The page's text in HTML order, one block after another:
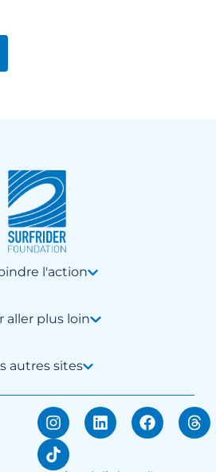
l'action
aller plus loin
autres sites